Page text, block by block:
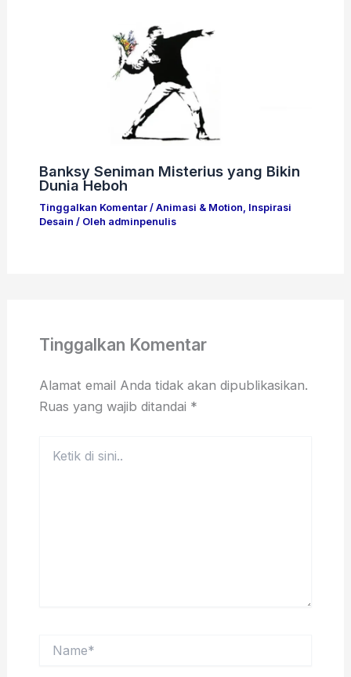
Banksy Seniman Misterius yang Bikin
Dunia Heboh
Tinggalkan Komentar / Animasi & Motion Inspirasi
Desain / Oleh adminpenulis
Tinggalkan Komentar
Alamat email Anda tidak akan dipublikasikan.
Ruas yang wajib ditandai *